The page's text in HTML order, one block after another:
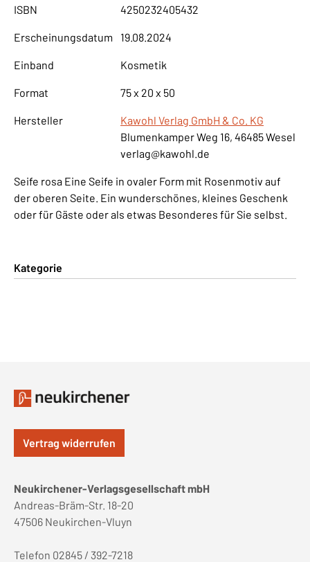
ISBN 4250232405432
Erscheinungsdatum 19.08.2024
Einband Kosmetik
Format 75 x 20 x 50
Hersteller
Kawohl Verlag GmbH & Co. KG
Blumenkamper Weg 16, 46485 Wesel
verlag@kawohl.de
Seife rosa Eine Seife in ovaler Form mit Rosenmotiv auf
der oberen Seite. Ein wunderschönes, kleines Geschenk
oder für Gäste oder als etwas Besonderes für Sie selbst.
Kategorie
Vertrag widerrufen
Neukirchener-Verlagsgesellschaft mbH
Andreas-Bräm-Str. 18-20
47506 Neukirchen-Vluyn
Telefon 02845 / 392-7218